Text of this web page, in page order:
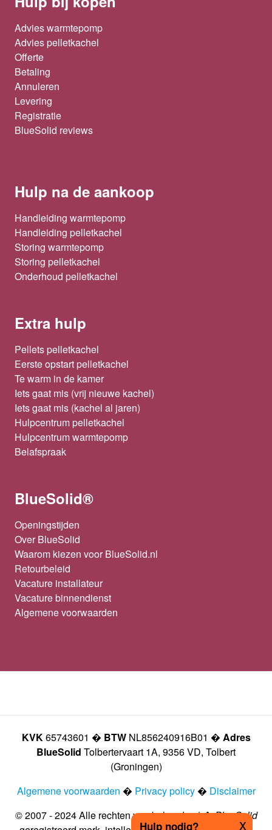
Advies warmtepomp
Advies pelletkachel
Offerte
Betaling
Annuleren
Levering
Registratie
BlueSolid reviews
Hulp na de aankoop
Handleiding warmtepomp
Handleiding pelletkachel
Storing warmtepomp
Storing pelletkachel
Onderhoud pelletkachel
Extra hulp
Pellets pelletkachel
Eerste opstart pelletkachel
Te warm in de kamer
Iets gaat mis (vrij nieuwe kachel)
Iets gaat mis (kachel al jaren)
Hulpcentrum pelletkachel
Hulpcentrum warmtepomp
Belafspraak
BlueSolid®
Openingstijden
Over BlueSolid
Waarom kiezen voor BlueSolid.nl
Retourbeleid
Vacature installateur
Vacature binnendienst
Algemene voorwaarden
KVK65743601 � BTWNL856240916B01 � Adres
BlueSolid Tolbertervaart 1A, 9356 VD, Tolbert
(Groningen)
Algemene voorwaarden � Privacy policy� Disclaimer
© 2007 - 2024 Alle rechten voorbehouden | �BlueSolid
x
Hulp nodig?